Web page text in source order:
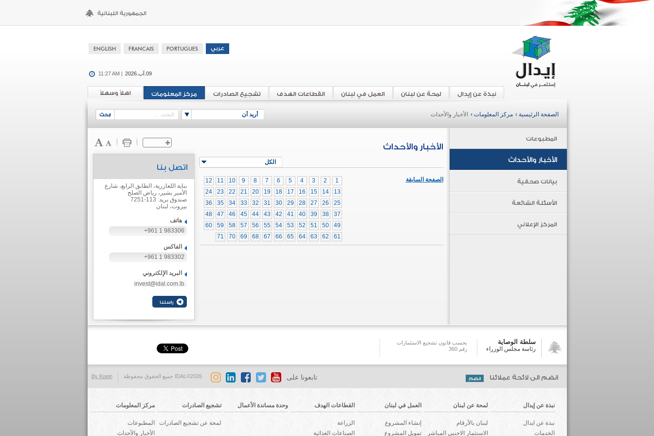
09.آب.2026 11:27 AM |
اهلاً وسهلاً مركز المعلومات تشجيع الصادرات القطاعات الهدف العمل في لبنان لمحة عن لبنان نبذة عن إيدال
أريد أن الصفحة الرئيسية › مركز المعلومات › الأخبار والأحداث
المطبوعات
الأخبار والأحداث
بيانات صحفية
الأسئلة الشائعة
المركز الإعلاني
الأخبار والأحداث
الكل
1
2
3
4
5
6
7
8
9
10
11
12
13
14
15
16
17
18
19
20
21
22
23
24
25
26
27
28
29
30
31
32
33
34
35
36
37
38
39
40
41
42
43
44
45
46
47
48
49
50
51
52
53
54
55
56
57
58
59
60
61
62
63
64
65
66
67
68
69
70
71
الصفحة السابقة
اتصل بنا
بناية اللعازرية، الطابق الرابع، شارع
الأمير بشير، رياض الصلح
صندوق بريد: 113-7251
بيروت، لبنان
هاتف
+961 1 983306
الفاكس
+961 1 983302
البريد الإلكتروني
invest@idal.com.lb
سلطة الوصاية
رئاسة مجلس الوزراء
بحسب قانون تشجيع الاستثمارات
رقم 360
By Koein IDAL©2026 جميع الحقوق محفوظة انضم الى لائحة عملائنا تابعونا على
نبذة عن إيدال
نبذة عن ايدال
الخدمات
لمحة عن لبنان
لبنان بالأرقام
الاستثمار الاجنبي المباشر
العمل في لبنان
إنشاء المشروع
تمويل المشروع
القطاعات الهدف
الزراعة
الصناعات الغذائية
وحدة مساندة الأعمال تشجيع الصادرات
لمحة عن تشجيع الصادرات
مركز المعلومات
المطبوعات
الأخبار والأحداث